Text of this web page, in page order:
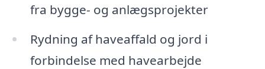
fra bygge- og anlægsprojekter
Rydning af haveaffald og jord i
forbindelse med havearbejde